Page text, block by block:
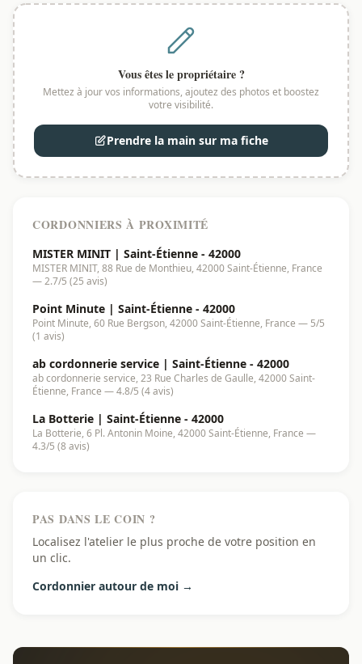
Vous êtes le propriétaire ?
Mettez à jour vos informations, ajoutez des photos et boostez
votre visibilité.
Prendre la main sur ma fiche
CORDONNIERS À PROXIMITÉ
MISTER MINIT | Saint-Étienne - 42000
MISTER MINIT, 88 Rue de Monthieu, 42000 Saint-Étienne, France
— 2.7/5 (25 avis)
Point Minute | Saint-Étienne - 42000
Point Minute, 60 Rue Bergson, 42000 Saint-Étienne, France — 5/5
(1 avis)
ab cordonnerie service | Saint-Étienne - 42000
ab cordonnerie service, 23 Rue Charles de Gaulle, 42000 Saint-
Étienne, France — 4.8/5 (4 avis)
La Botterie | Saint-Étienne - 42000
La Botterie, 6 Pl. Antonin Moine, 42000 Saint-Étienne, France —
4.3/5 (8 avis)
PAS DANS LE COIN ?
Localisez l'atelier le plus proche de votre position en
un clic.
Cordonnier autour de moi →